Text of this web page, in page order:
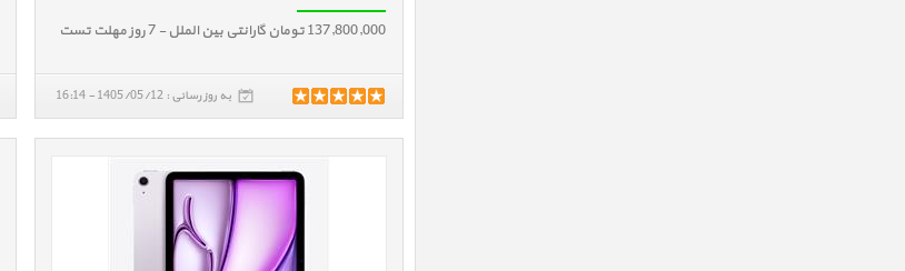
137,800,000 تومان گارانتی بین الملل - 7 روز مهلت تست
به روز رسانی : 1405/05/12 - 16:14